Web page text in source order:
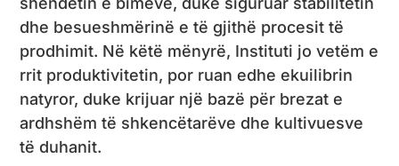
dhe besueshmërinë e të gjithë procesit të
prodhimit. Në këtë mënyrë, Instituti jo vetëm e
rrit produktivitetin, por ruan edhe ekuilibrin
natyror, duke krijuar një bazë për brezat e
ardhshëm të shkencëtarëve dhe kultivuesve
të duhanit.